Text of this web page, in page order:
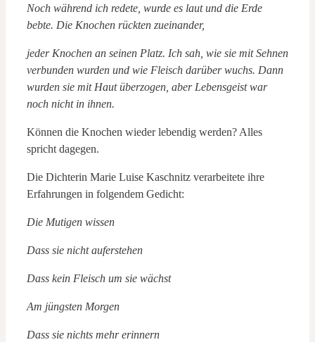
Noch während ich redete, wurde es laut und die Erde
bebte. Die Knochen rückten zueinander,
jeder Knochen an seinen Platz. Ich sah, wie sie mit Sehnen
verbunden wurden und wie Fleisch darüber wuchs. Dann
wurden sie mit Haut überzogen, aber Lebensgeist war
noch nicht in ihnen.
Können die Knochen wieder lebendig werden? Alles
spricht dagegen.
Die Dichterin Marie Luise Kaschnitz verarbeitete ihre
Erfahrungen in folgendem Gedicht:
Die Mutigen wissen
Dass sie nicht auferstehen
Dass kein Fleisch um sie wächst
Am jüngsten Morgen
Dass sie nichts mehr erinnern